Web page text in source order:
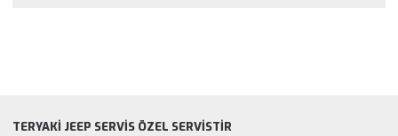
TERYAKİ JEEP SERVİS ÖZEL SERVİSTİR